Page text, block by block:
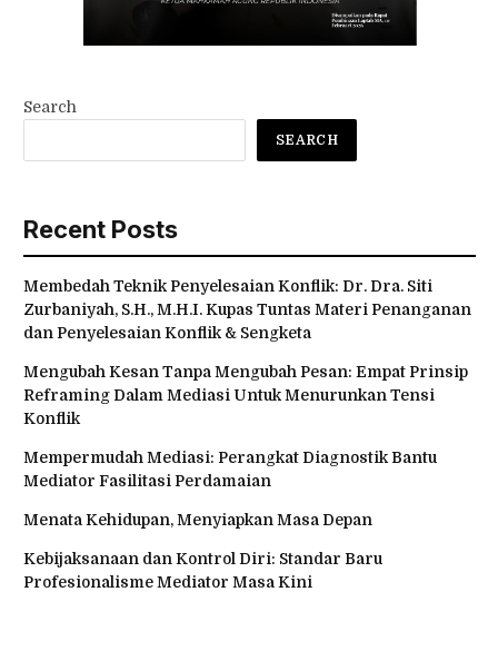
Search
SEARCH
Recent Posts
Membedah Teknik Penyelesaian Konflik: Dr. Dra. Siti
Zurbaniyah, S.H., M.H.I. Kupas Tuntas Materi Penanganan
dan Penyelesaian Konflik & Sengketa
Mengubah Kesan Tanpa Mengubah Pesan: Empat Prinsip
Reframing Dalam Mediasi Untuk Menurunkan Tensi
Konflik
Mempermudah Mediasi: Perangkat Diagnostik Bantu
Mediator Fasilitasi Perdamaian
Menata Kehidupan, Menyiapkan Masa Depan
Kebijaksanaan dan Kontrol Diri: Standar Baru
Profesionalisme Mediator Masa Kini